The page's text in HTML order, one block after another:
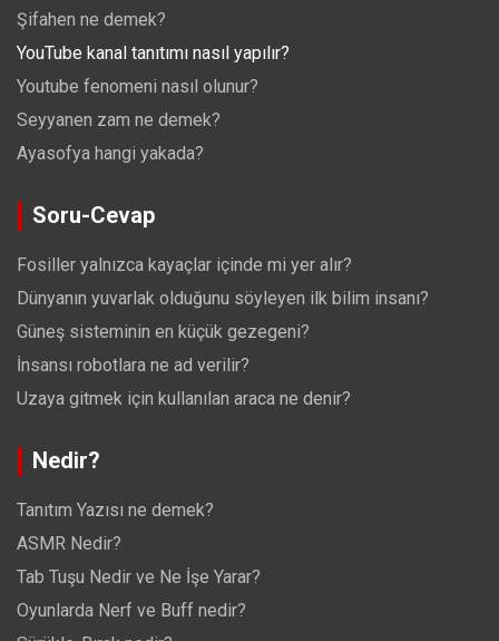
Şifahen ne demek?
YouTube kanal tanıtımı nasıl yapılır?
Youtube fenomeni nasıl olunur?
Seyyanen zam ne demek?
Ayasofya hangi yakada?
Soru-Cevap
Fosiller yalnızca kayaçlar içinde mi yer alır?
Dünyanın yuvarlak olduğunu söyleyen ilk bilim insanı?
Güneş sisteminin en küçük gezegeni?
İnsansı robotlara ne ad verilir?
Uzaya gitmek için kullanılan araca ne denir?
Nedir?
Tanıtım Yazısı ne demek?
ASMR Nedir?
Tab Tuşu Nedir ve Ne İşe Yarar?
Oyunlarda Nerf ve Buff nedir?